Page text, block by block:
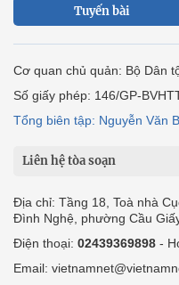
Tuyến bài
Cơ quan chủ quản: Bộ Dân
Số giấy phép: 146/GP-
Tổng biên tập: Nguyễn Văn
Liên hệ tòa soạn
Địa chỉ: Tầng 18, Toà nhà
Đình Nghệ, phường Cầu
Điện thoại: 02439369898 -
Email: